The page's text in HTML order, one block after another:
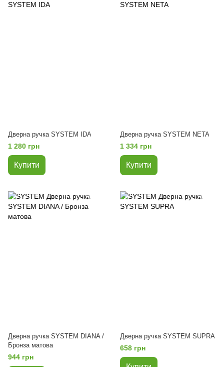
Дверна ручка SYSTEM IDA
1 280 грн
Купити
Дверна ручка SYSTEM NETA
1 334 грн
Купити
Дверна ручка SYSTEM DIANA /
Бронза матова
944 грн
Дверна ручка SYSTEM SUPRA
658 грн